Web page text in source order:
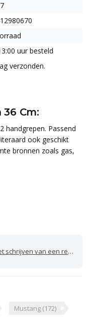
uur besteld
verzonden.
Cm:
handgrepen. Passend
ook geschikt
bronnen zoals gas,
van een review
Mustang (172)